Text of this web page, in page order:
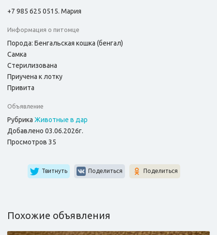
+7 985 625 0515. Мария
Информация о питомце
Порода: Бенгальская кошка (бенгал)
Самка
Стерилизована
Приучена к лотку
Привита
Объявление
Рубрика Животные в дар
Добавлено 03.06.2026г.
Просмотров 35
Твитнуть Поделиться Поделиться
Похожие объявления